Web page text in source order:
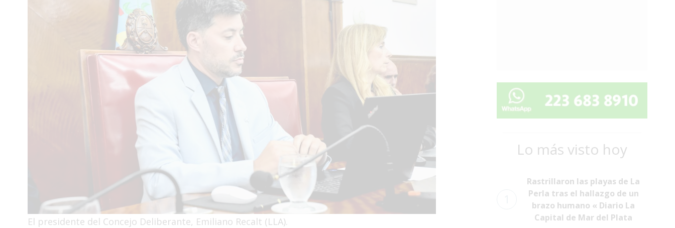
El presidente del Concejo Deliberante, Emiliano Recalt (LLA).
Lo más visto hoy
Rastrillaron las playas de La
Perla tras el hallazgo de un
brazo humano « Diario La
Capital de Mar del Plata